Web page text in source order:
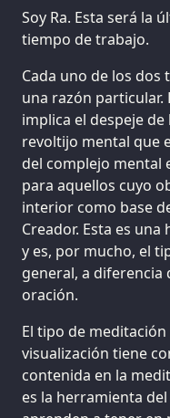
Soy Ra. Esta será la
tiempo de trabajo.
Cada uno de los
una razón particular.
implica el despeje
revoltijo mental que
del complejo mental
para aquellos cuyo
interior como base
Creador. Esta es
y es, por mucho, el
general, a diferencia
oración.
El tipo de
visualización tiene
contenida en la
es la herramienta